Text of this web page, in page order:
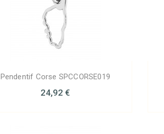
Pendentif Corse SPCCORSE019
24,92 €